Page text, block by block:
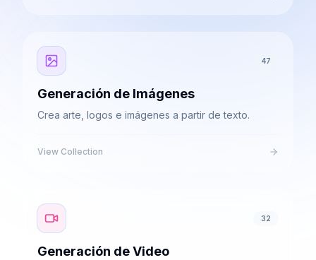
47
Generación de Imágenes
Crea arte, logos e imágenes a partir de texto.
View Collection
32
Generación de Video